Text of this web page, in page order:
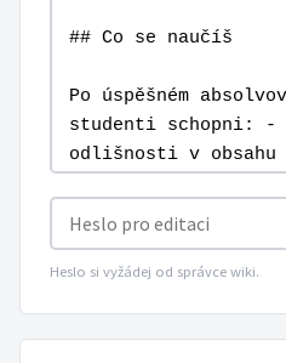
Heslo si vyžádej od správce wiki.